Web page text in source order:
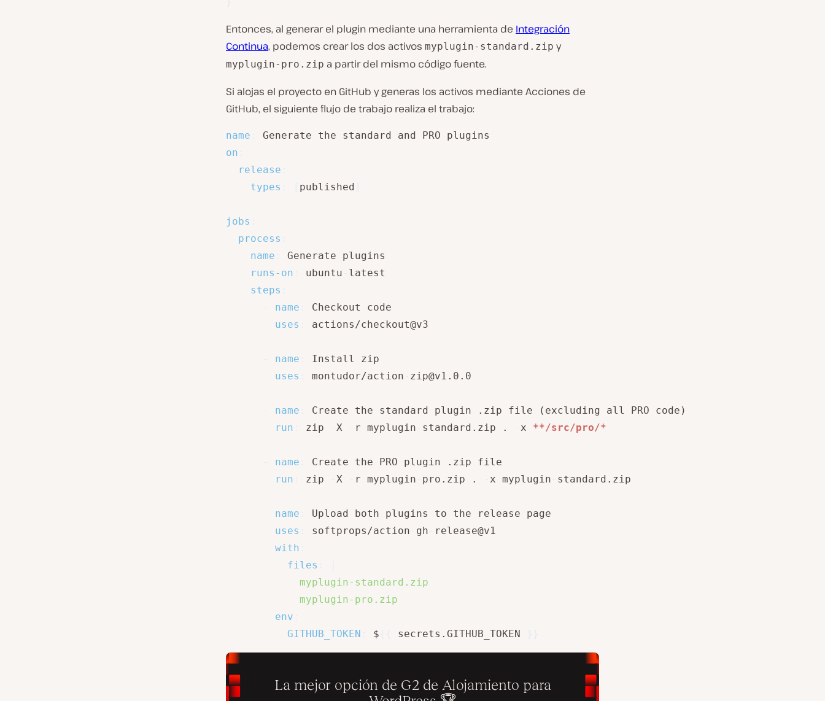
Entonces, al generar el plugin mediante una herramienta de Integración
Continua, podemos crear los dos activos myplugin-standard.zip y
myplugin-pro.zip a partir del mismo código fuente.
Si alojas el proyecto en GitHub y generas los activos mediante Acciones de
GitHub, el siguiente flujo de trabajo realiza el trabajo:
name
on
release
types
published
jobs
process
name
Generate plugins
runs-on
ubuntu
latest
steps
name
Checkout code
uses
actions/checkout@v3
name
Install zip
uses
montudor/action zip@v1.0.0
name
Create the standard plugin .zip file (excluding all PRO code)
run
zip X r myplugin standard.zip . x **/src/pro/*
name
Create the PRO plugin .zip file
run
zip X r myplugin pro.zip . x myplugin standard.zip
name
Upload both plugins to the release page
uses
softprops/action gh
release@v1
with
files
            myplugin-standard.zip
            myplugin-pro.zip
env
GITHUB_TOKEN
$ secrets.GITHUB_TOKEN